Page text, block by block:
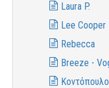
Laura P.
Lee Cooper
Rebecca
Breeze -